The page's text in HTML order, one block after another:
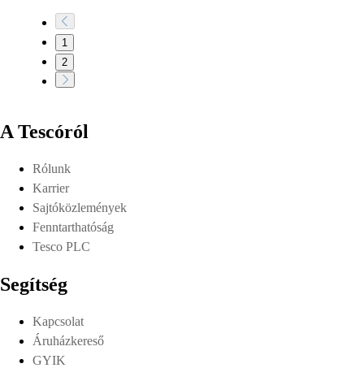
1
2
A Tescóról
Rólunk
Karrier
Sajtóközlemények
Fenntarthatóság
Tesco PLC
Segítség
Kapcsolat
Áruházkereső
GYIK